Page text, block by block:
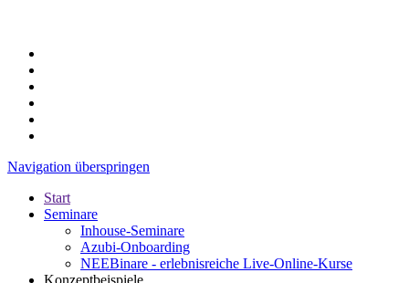
Navigation überspringen
Start
Seminare
Inhouse-Seminare
Azubi-Onboarding
NEEBinare - erlebnisreiche Live-Online-Kurse
Konzeptbeispiele